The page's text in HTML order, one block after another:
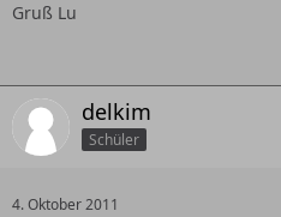
Gruß Lu
delkim
Schüler
4. Oktober 2011